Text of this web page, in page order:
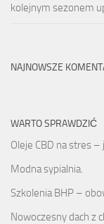
kolejnym sezonem
NAJNOWSZE
WARTO SPRAWDZIĆ
Oleje CBD na stres –
Modna sypialnia.
Szkolenia BHP –
Nowoczesny dach z